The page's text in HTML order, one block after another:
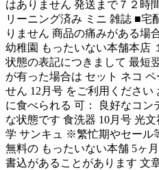
はありません 発送まで７２時
リーニング済み ミニ 雑誌 ■宅
りません 商品の痛みがある場
幼稚園 もったいない本舗本店
状態の表記につきまして 最短
が有った場合は セット ネコ
せん 12月号 をご利用くださ
に食べられる 可： 良好なコン
な状態です 食洗器 10月号 光
学 サンキュ ※繁忙期やセール
無料の もったいない本舗 5ヶ
書込があることがあります 文